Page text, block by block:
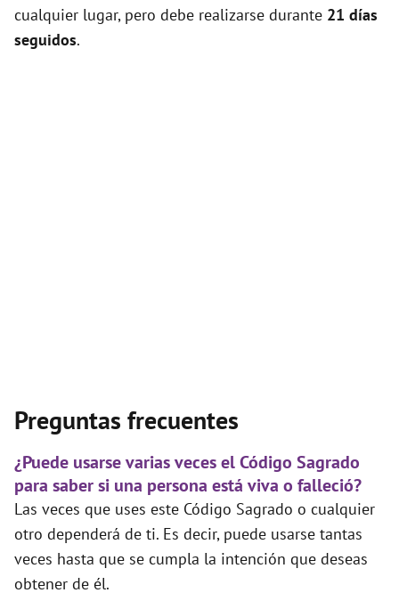
cualquier lugar, pero debe realizarse durante 21 días
seguidos.
Preguntas frecuentes
¿Puede usarse varias veces el Código Sagrado
para saber si una persona está viva o falleció?
Las veces que uses este Código Sagrado o cualquier
otro dependerá de ti. Es decir, puede usarse tantas
veces hasta que se cumpla la intención que deseas
obtener de él.